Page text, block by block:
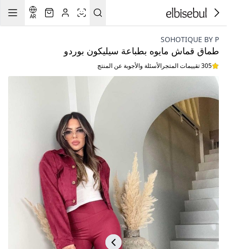
AR
SOHOTIQUE BY P
طماق قماش مايوه بطباعة سيليكون بوردو
305 تقييمات المتجر الأسئلة والأجوبة عن المنتج